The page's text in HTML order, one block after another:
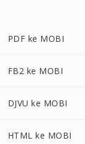
PDF ke MOBI
FB2 ke MOBI
DJVU ke MOBI
HTML ke MOBI